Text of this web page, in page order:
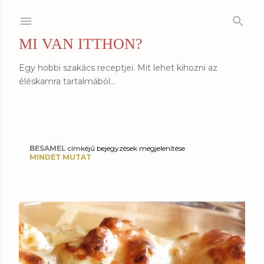
MI VAN ITTHON?
Egy hobbi szakács receptjei. Mit lehet kihozni az
éléskamra tartalmából...
B
j
e
g
y
BESAMEL címkéjű bejegyzések megjelenítése
MINDET MUTAT